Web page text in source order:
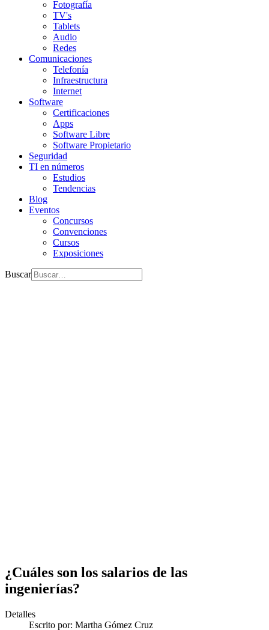
Fotografía
TV's
Tablets
Audio
Redes
Comunicaciones
Telefonía
Infraestructura
Internet
Software
Certificaciones
Apps
Software Libre
Software Propietario
Seguridad
TI en números
Estudios
Tendencias
Blog
Eventos
Concursos
Convenciones
Cursos
Exposiciones
Buscar
¿Cuáles son los salarios de las
ingenierías?
Detalles
Escrito por: Martha Gómez Cruz